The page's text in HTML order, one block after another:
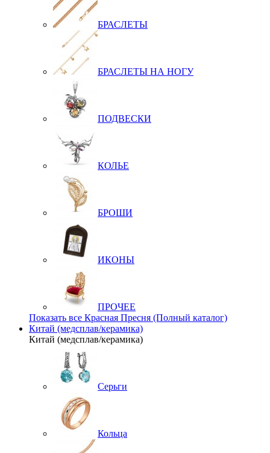
БРАСЛЕТЫ
БРАСЛЕТЫ НА НОГУ
ПОДВЕСКИ
КОЛЬЕ
БРОШИ
ИКОНЫ
ПРОЧЕЕ
Показать все Красная Пресня (Полный каталог)
Китай (медсплав/керамика)
Китай (медсплав/керамика)
Серьги
Кольца